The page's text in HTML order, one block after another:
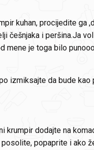
kuhan, procijedite ga
češnjaka i peršina.Ja
mene je toga bilo
izmiksajte da bude kao
krumpir dodajte na
popaprite i ako